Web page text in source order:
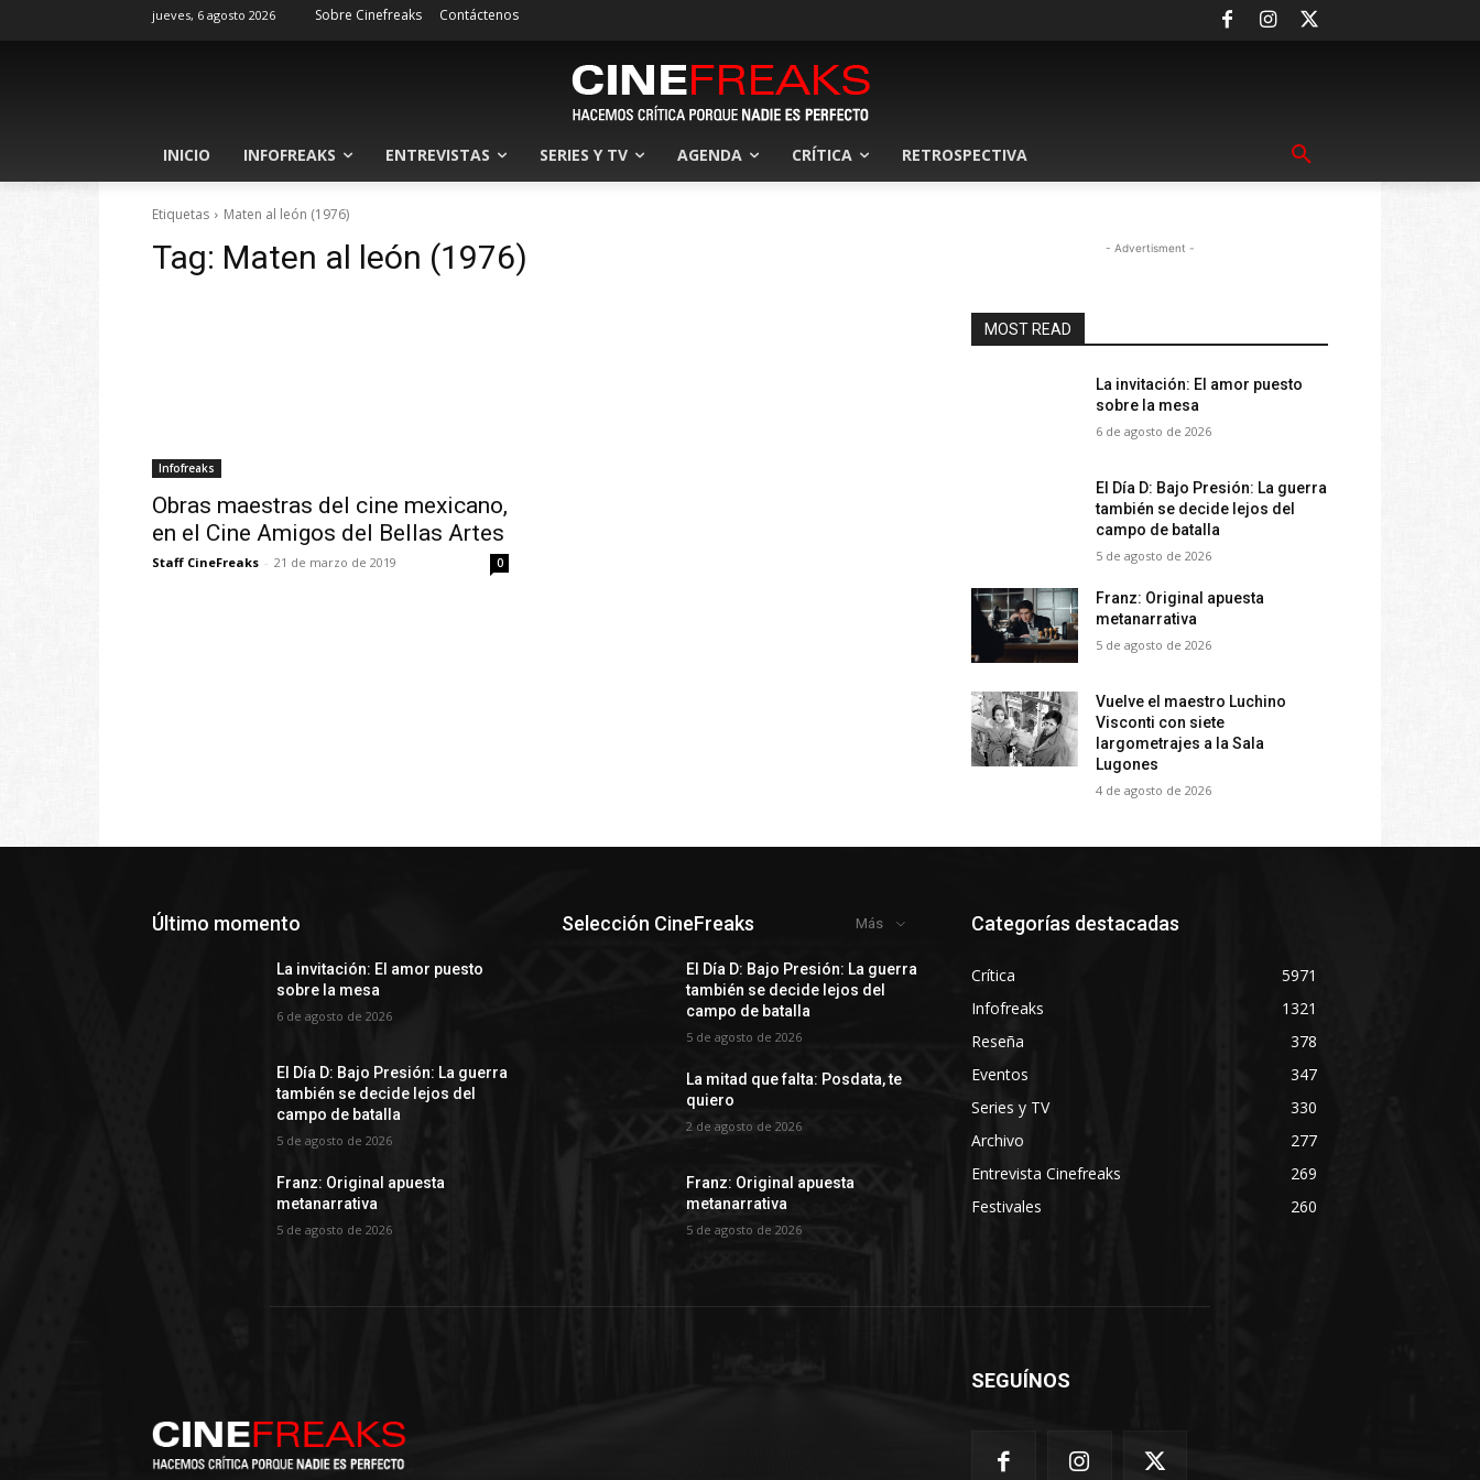
jueves, 6 agosto 2026 Sobre Cinefreaks Contáctenos
INICIO INFOFREAKS ENTREVISTAS SERIES Y TV AGENDA CRÍTICA RETROSPECTIVA
Etiquetas Maten al león (1976)
Tag: Maten al león (1976)
Infofreaks
Obras maestras del cine mexicano,
en el Cine Amigos del Bellas Artes
Staff CineFreaks - 21 de marzo de 2019 0
- Advertisment -
MOST READ
La invitación: El amor puesto
sobre la mesa
6 de agosto de 2026
El Día D: Bajo Presión: La guerra
también se decide lejos del
campo de batalla
5 de agosto de 2026
Franz: Original apuesta
metanarrativa
5 de agosto de 2026
Vuelve el maestro Luchino
Visconti con siete
largometrajes a la Sala
Lugones
4 de agosto de 2026
Último momento
La invitación: El amor puesto
sobre la mesa
6 de agosto de 2026
El Día D: Bajo Presión: La guerra
también se decide lejos del
campo de batalla
5 de agosto de 2026
Franz: Original apuesta
metanarrativa
5 de agosto de 2026
Selección CineFreaks Más
El Día D: Bajo Presión: La guerra
también se decide lejos del
campo de batalla
5 de agosto de 2026
La mitad que falta: Posdata, te
quiero
2 de agosto de 2026
Franz: Original apuesta
metanarrativa
5 de agosto de 2026
Categorías destacadas
Crítica
5971
Infofreaks
1321
Reseña
378
Eventos
347
Series y TV
330
Archivo
277
Entrevista Cinefreaks
269
Festivales
260
SEGUÍNOS